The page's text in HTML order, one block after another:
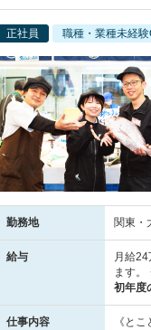
正社員 職種・業種未経験
勤務地 関東・
給与
月給
ます
初年度
仕事内容
《と